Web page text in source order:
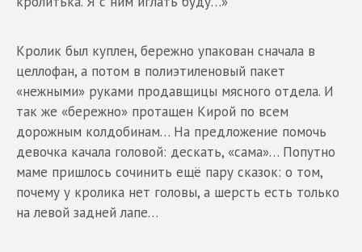
Кролик был куплен, бережно упакован сначала в
целлофан, а потом в полиэтиленовый пакет
«нежными» руками продавщицы мясного отдела. И
так же «бережно» протащен Кирой по всем
дорожным колдобинам… На предложение помочь
девочка качала головой: дескать, «сама»… Попутно
маме пришлось сочинить ещё пару сказок: о том,
почему у кролика нет головы, а шерсть есть только
на левой задней лапе…